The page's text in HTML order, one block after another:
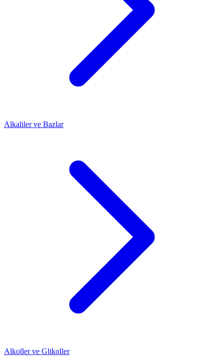
Alkaliler ve Bazlar
Alkoller ve Glikoller